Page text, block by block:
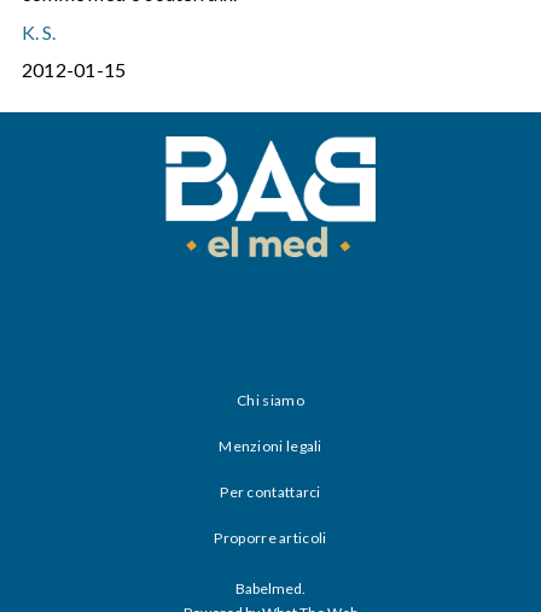
K. S.
2012-01-15
Chi siamo
Menzioni legali
Per contattarci
Proporre articoli
Babelmed.